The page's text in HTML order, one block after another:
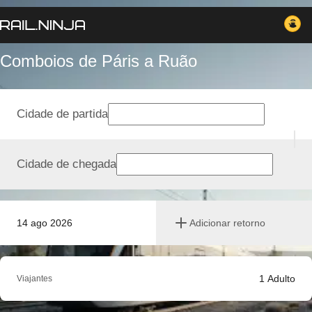
Comboios de Páris a Ruão
14 ago 2026 Adicionar retorno
Cidade de partida
Cidade de chegada
Viajantes 1 Adulto